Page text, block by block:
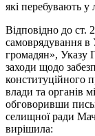
які перебувають у
Відповідно до ст.
самоврядування в
громадян», Указу
заходи щодо
конституційного
влади та органів
обговоривши
селищної ради
вирішила: